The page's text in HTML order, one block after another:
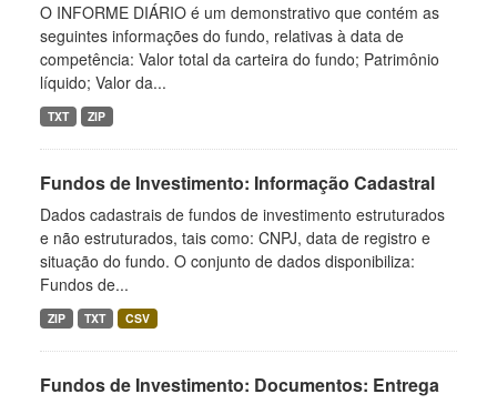
O INFORME DIÁRIO é um demonstrativo que contém as
seguintes informações do fundo, relativas à data de
competência: Valor total da carteira do fundo; Patrimônio
líquido; Valor da...
TXT ZIP
Fundos de Investimento: Informação Cadastral
Dados cadastrais de fundos de investimento estruturados
e não estruturados, tais como: CNPJ, data de registro e
situação do fundo. O conjunto de dados disponibiliza:
Fundos de...
ZIP TXT CSV
Fundos de Investimento: Documentos: Entrega